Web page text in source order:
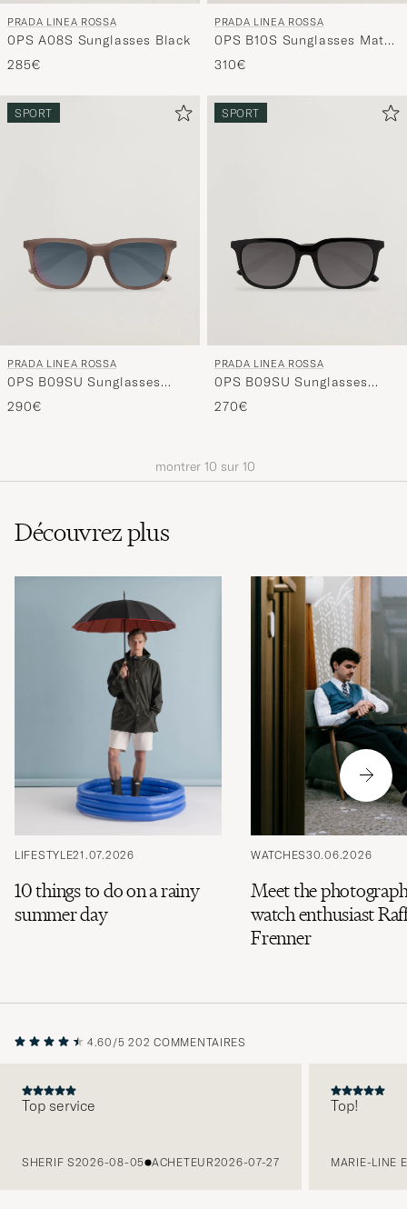
PRADA LINEA ROSSA
0PS A08S Sunglasses Black
285€
PRADA LINEA ROSSA
0PS B10S Sunglasses Matte
Black
310€
SPORT
PRADA LINEA ROSSA
0PS B09SU Sunglasses
Brown Frosted
290€
SPORT
PRADA LINEA ROSSA
0PS B09SU Sunglasses
Black
270€
montrer 10 sur 10
Découvrez plus
LIFESTYLE21.07.2026
10 things to do on a rainy
summer day
WATCHES30.06.2026
Meet the
watch enthusiast
Frenner
4.60/5 202 COMMENTAIRES
Top service
SHERIF S2026-08-05 ACHETEUR2026-07-27
Top!
MARIE-LINE